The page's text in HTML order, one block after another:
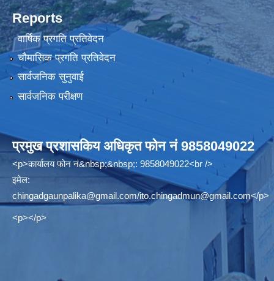
Reports
वार्षिक प्रगति प्रतिवेदन
चौमासिक प्रगति प्रतिवेदन
सार्वजनिक सुनुवाई
सार्वजनिक परीक्षण
प्रमुख प्रशासकिय अधिकृत फोन नं 9858049022
<p>कार्यालय फोन नं&nbsp;&nbsp;: 9858049022<br />
इमेल:
chingadgaunpalika@gmail.com/ito.chingadmun@gmail.com</p>
<p></p>